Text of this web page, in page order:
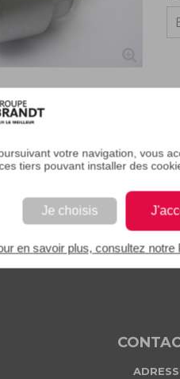
votre navigation, vous
tiers pouvant installer des
Je choisis
en savoir plus, consultez notre